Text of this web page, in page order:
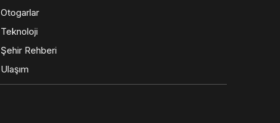
Otogarlar
Teknoloji
Şehir Rehberi
Ulaşım